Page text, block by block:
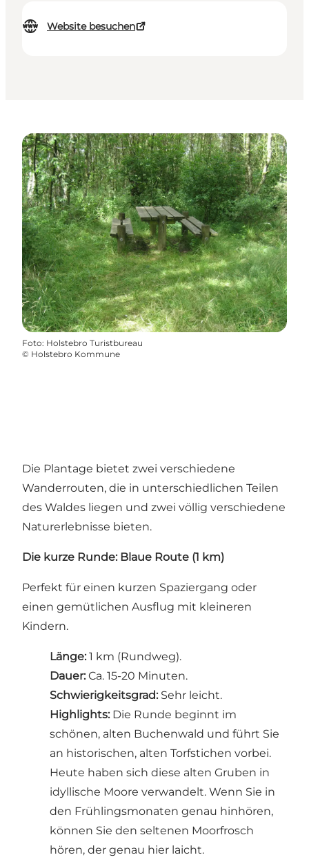
Website besuchen
Foto: Holstebro Turistbureau
© Holstebro Kommune
Die Plantage bietet zwei verschiedene
Wanderrouten, die in unterschiedlichen Teilen
des Waldes liegen und zwei völlig verschiedene
Naturerlebnisse bieten.
Die kurze Runde: Blaue Route (1 km)
Perfekt für einen kurzen Spaziergang oder
einen gemütlichen Ausflug mit kleineren
Kindern.
Länge: 1 km (Rundweg).
Dauer: Ca. 15-20 Minuten.
Schwierigkeitsgrad: Sehr leicht.
Highlights: Die Runde beginnt im
schönen, alten Buchenwald und führt Sie
an historischen, alten Torfstichen vorbei.
Heute haben sich diese alten Gruben in
idyllische Moore verwandelt. Wenn Sie in
den Frühlingsmonaten genau hinhören,
können Sie den seltenen Moorfrosch
hören, der genau hier laicht.